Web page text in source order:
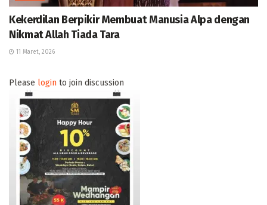
Kekerdilan Berpikir Membuat Manusia Alpa dengan
Nikmat Allah Tiada Tara
11 Maret, 2026
Please login to join discussion